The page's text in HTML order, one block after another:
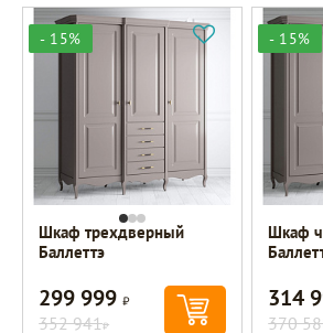
- 15%
Шкаф трехдверный
Баллеттэ
299 999Р
352 941Р
- 15%
Шкаф
314
370